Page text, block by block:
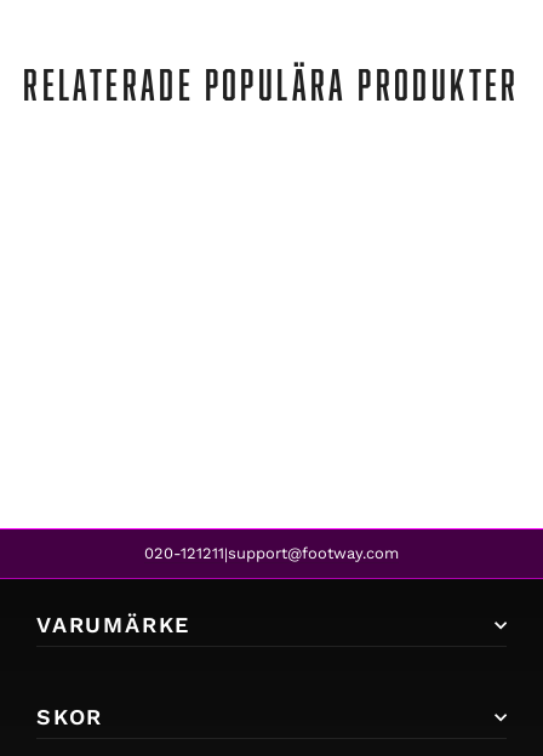
RELATERADE POPULÄRA PRODUKTER
020-121211|support@footway.com
VARUMÄRKE
SKOR